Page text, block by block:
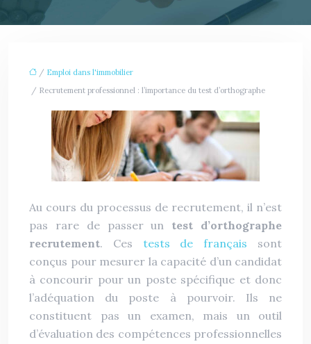
/ Emploi dans l'immobilier
/ Recrutement professionnel : l’importance du test d’orthographe
Au cours du processus de recrutement, il n’est
pas rare de passer un test d’orthographe
recrutement. Ces tests de français sont
conçus pour mesurer la capacité d’un candidat
à concourir pour un poste spécifique et donc
l’adéquation du poste à pourvoir. Ils ne
constituent pas un examen, mais un outil
d’évaluation des compétences professionnelles